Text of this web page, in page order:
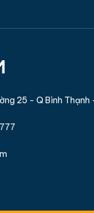
25 - Q Bình Thạnh